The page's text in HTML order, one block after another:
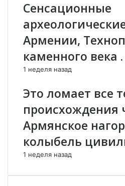
д
ж
а
н
с
о
ж
у
р
н
л
г
п
о
л
г
а
Сенсационные
Армении,
каменного века .
1 неделя назад
Это ломает все
происхождения
Армянское
колыбель
1 неделя назад